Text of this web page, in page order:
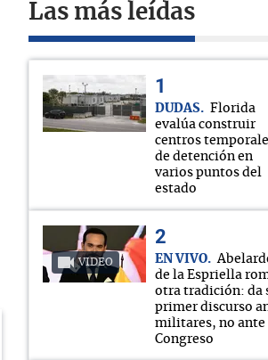
Las más leídas
DUDAS
Florida
evalúa construir
centros
de detención en
varios puntos del
estado
VIDEO EN VIVO
de la Espriella
otra tradición: da
primer discurso
militares, no ante
Congreso